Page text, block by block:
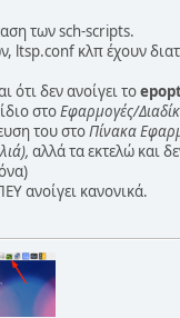
των sch-scripts.
ltsp.conf κλπ έχουν
ότι δεν ανοίγει το
στοΕφαρμογές/
του στοΠίνακα
αλλά τα εκτελώ και
ανοίγει κανονικά.